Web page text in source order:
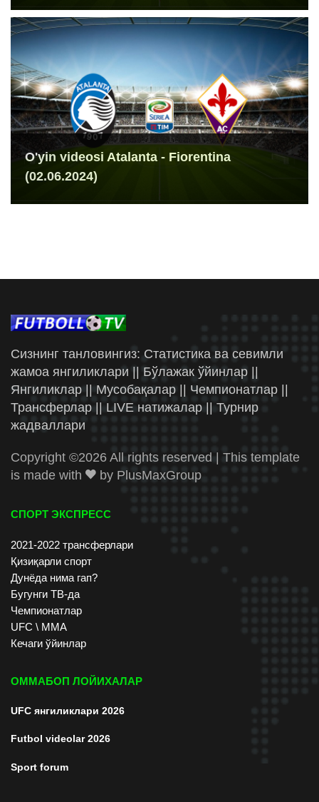
O'yin videosi Atalanta - Fiorentina
(02.06.2024)
Сизнинг танловингиз: Статистика ва севимли
жамоа янгиликлари || Бўлажак ўйинлар ||
Янгиликлар || Мусобақалар || Чемпионатлар ||
Трансферлар || LIVE натижалар || Турнир
жадваллари
Copyright ©2026 All rights reserved | This template
is made with
by PlusMaxGroup
СПОРТ ЭКСПРЕСС
2021-2022 трансферлари
Қизиқарли спорт
Дунёда нима гап?
Бугунги ТВ-да
Чемпионатлар
UFC \ ММА
Кечаги ўйинлар
ОММАБОП ЛОЙИХАЛАР
UFC янгиликлари 2026
Futbol videolar 2026
Sport forum